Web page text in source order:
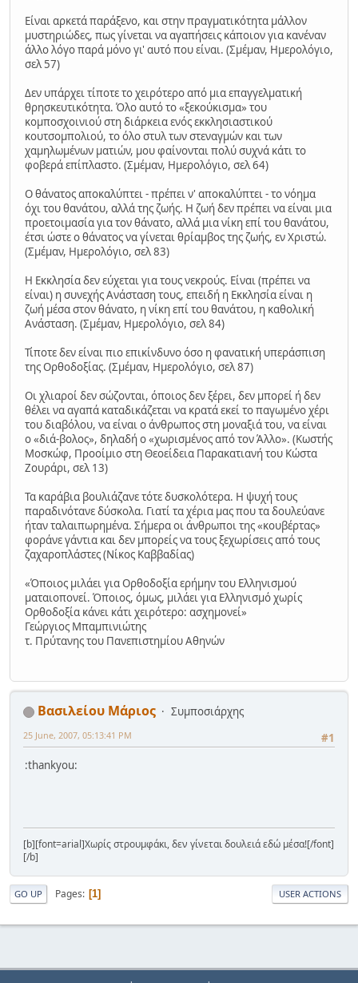
Είναι αρκετά παράξενο, και στην πραγματικότητα μάλλον
μυστηριώδες, πως γίνεται να αγαπήσεις κάποιον για κανέναν
άλλο λόγο παρά μόνο γι' αυτό που είναι. (Σμέμαν, Ημερολόγιο,
σελ 57)
Δεν υπάρχει τίποτε το χειρότερο από μια επαγγελματική
θρησκευτικότητα. Όλο αυτό το «ξεκούκισμα» του
κομποσχοινιού στη διάρκεια ενός εκκλησιαστικού
κουτσομπολιού, το όλο στυλ των στεναγμών και των
χαμηλωμένων ματιών, μου φαίνονται πολύ συχνά κάτι το
φοβερά επίπλαστο. (Σμέμαν, Ημερολόγιο, σελ 64)
Ο θάνατος αποκαλύπτει - πρέπει ν' αποκαλύπτει - το νόημα
όχι του θανάτου, αλλά της ζωής. Η ζωή δεν πρέπει να είναι μια
προετοιμασία για τον θάνατο, αλλά μια νίκη επί του θανάτου,
έτσι ώστε ο θάνατος να γίνεται θρίαμβος της ζωής, εν Χριστώ.
(Σμέμαν, Ημερολόγιο, σελ 83)
Η Εκκλησία δεν εύχεται για τους νεκρούς. Είναι (πρέπει να
είναι) η συνεχής Ανάσταση τους, επειδή η Εκκλησία είναι η
ζωή μέσα στον θάνατο, η νίκη επί του θανάτου, η καθολική
Ανάσταση. (Σμέμαν, Ημερολόγιο, σελ 84)
Τίποτε δεν είναι πιο επικίνδυνο όσο η φανατική υπεράσπιση
της Ορθοδοξίας. (Σμέμαν, Ημερολόγιο, σελ 87)
Οι χλιαροί δεν σώζονται, όποιος δεν ξέρει, δεν μπορεί ή δεν
θέλει να αγαπά καταδικάζεται να κρατά εκεί το παγωμένο χέρι
του διαβόλου, να είναι ο άνθρωπος στη μοναξιά του, να είναι
ο «διά-βολος», δηλαδή ο «χωρισμένος από τον Άλλο». (Κωστής
Μοσκώφ, Προοίμιο στη Θεοείδεια Παρακατιανή του Κώστα
Ζουράρι, σελ 13)
Τα καράβια βουλιάζανε τότε δυσκολότερα. Η ψυχή τους
παραδινότανε δύσκολα. Γιατί τα χέρια μας που τα δουλεύανε
ήταν ταλαιπωρημένα. Σήμερα οι άνθρωποι της «κουβέρτας»
φοράνε γάντια και δεν μπορείς να τους ξεχωρίσεις από τους
ζαχαροπλάστες (Νίκος Καββαδίας)
«Όποιος μιλάει για Ορθοδοξία ερήμην του Ελληνισμού
ματαιοπονεί. Όποιος, όμως, μιλάει για Ελληνισμό χωρίς
Ορθοδοξία κάνει κάτι χειρότερο: ασχημονεί»
Γεώργιος Μπαμπινιώτης
τ. Πρύτανης του Πανεπιστημίου Αθηνών
Βασιλείου Μάριος
Συμποσιάρχης
#1
25 June, 2007, 05:13:41 PM
:thankyou:
[b][font=arial]Χωρίς στρουμφάκι, δεν γίνεται δουλειά εδώ μέσα![/font]
[/b]
GO UP Pages 1 USER ACTIONS